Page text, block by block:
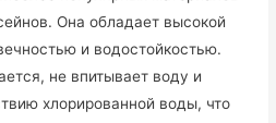
Она обладает высокой
и водостойкостью.
не впитывает воду и
хлорированной воды, что